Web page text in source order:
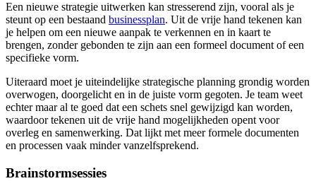
Een nieuwe strategie uitwerken kan stresserend zijn, vooral als je
steunt op een bestaand businessplan. Uit de vrije hand tekenen kan
je helpen om een nieuwe aanpak te verkennen en in kaart te
brengen, zonder gebonden te zijn aan een formeel document of een
specifieke vorm.
Uiteraard moet je uiteindelijke strategische planning grondig worden
overwogen, doorgelicht en in de juiste vorm gegoten. Je team weet
echter maar al te goed dat een schets snel gewijzigd kan worden,
waardoor tekenen uit de vrije hand mogelijkheden opent voor
overleg en samenwerking. Dat lijkt met meer formele documenten
en processen vaak minder vanzelfsprekend.
Brainstormsessies